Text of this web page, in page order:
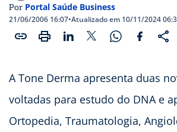
Por Portal Saúde Business
21/06/2006 16:07•Atualizado em 10/11/2024
A Tone Derma apresenta duas
voltadas para estudo do DNA e
Ortopedia, Traumatologia,